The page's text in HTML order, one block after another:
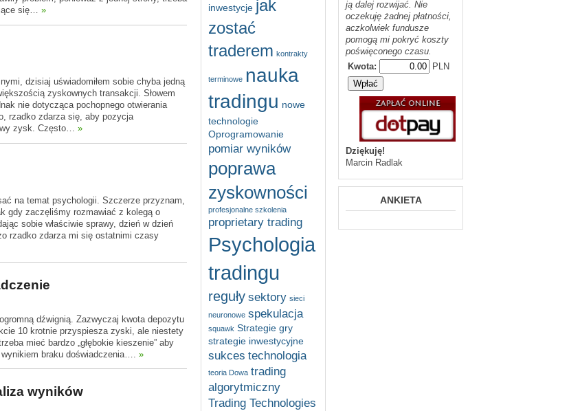
się…
»
dzisiaj uświadomiłem sobie chyba jedną
zyskownych transakcji. Słowem
nie dotycząca pochopnego otwierania
rzadko zdarza się, aby pozycja
zysk. Często… »
na temat psychologii. Szczerze przyznam,
gdy zaczęliśmy rozmawiać z kolegą o
sobie właściwie sprawy, dzień w dzień
rzadko zdarza mi się ostatnimi czasy
dźwignią. Zazwyczaj kwota depozytu
10 krotnie przyspiesza zyski, ale niestety
mieć bardzo „głębokie kieszenie” aby
braku doświadczenia….
»
wyników
inwestycje jak
zostać
traderem kontrakty
terminowe nauka
tradingu nowe
technologie
Oprogramowanie
pomiar wyników
poprawa
zyskowności
profesjonalne szkolenia
proprietary trading
Psychologia
tradingu
reguły sektory sieci
neuronowe spekulacja
squawk Strategie gry
strategie inwestycyjne
sukces technologia
teoria Dowa trading
algorytmiczny
Trading Technologies
ją dalej rozwijać. Nie
oczekuję żadnej płatności,
aczkolwiek fundusze
pomogą mi pokryć koszty
poświęconego czasu.
Kwota:
PLN
Dziękuję!
Marcin Radlak
ANKIETA